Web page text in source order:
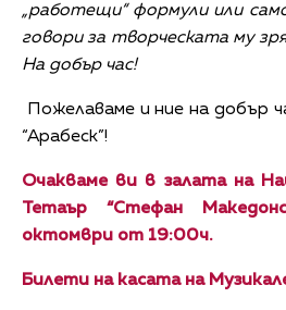
„работещи“ формули или
говори за творческата му
На добър час!
Пожелаваме и ние на добър
“Арабеск”!
Очакваме ви в залата на
Тетаър “Стефан
октомври от 19:00ч.
Билети на касата на